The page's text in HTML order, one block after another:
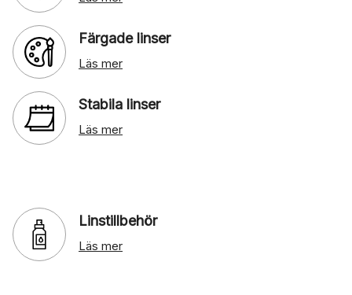
Färgade linser
Läs mer
Stabila linser
Läs mer
Linstillbehör
Läs mer